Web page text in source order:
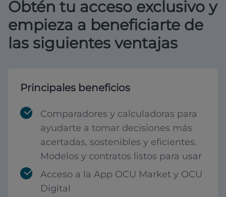
Obtén tu acceso exclusivo y
empieza a beneficiarte de
las siguientes ventajas
Principales beneficios
Comparadores y calculadoras para
ayudarte a tomar decisiones más
acertadas, sostenibles y eficientes.
Modelos y contratos listos para usar
Acceso a la App OCU Market y OCU
Digital